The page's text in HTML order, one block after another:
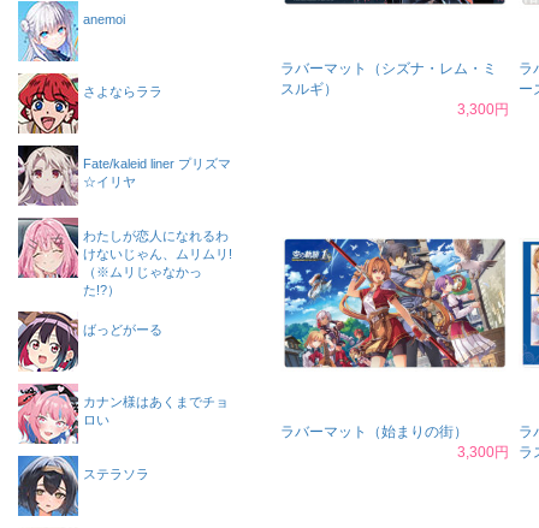
ラバーマット（シズナ・レム・ミ
スルギ）
3,300円
ラ
ー
ラバーマット（始まりの街）
3,300円
ラ
ラ
anemoi
さよならララ
Fate/kaleid liner プリズマ
☆イリヤ
わたしが恋人になれるわ
けないじゃん、ムリムリ!
（※ムリじゃなかっ
た!?）
ばっどがーる
カナン様はあくまでチョ
ロい
ステラソラ